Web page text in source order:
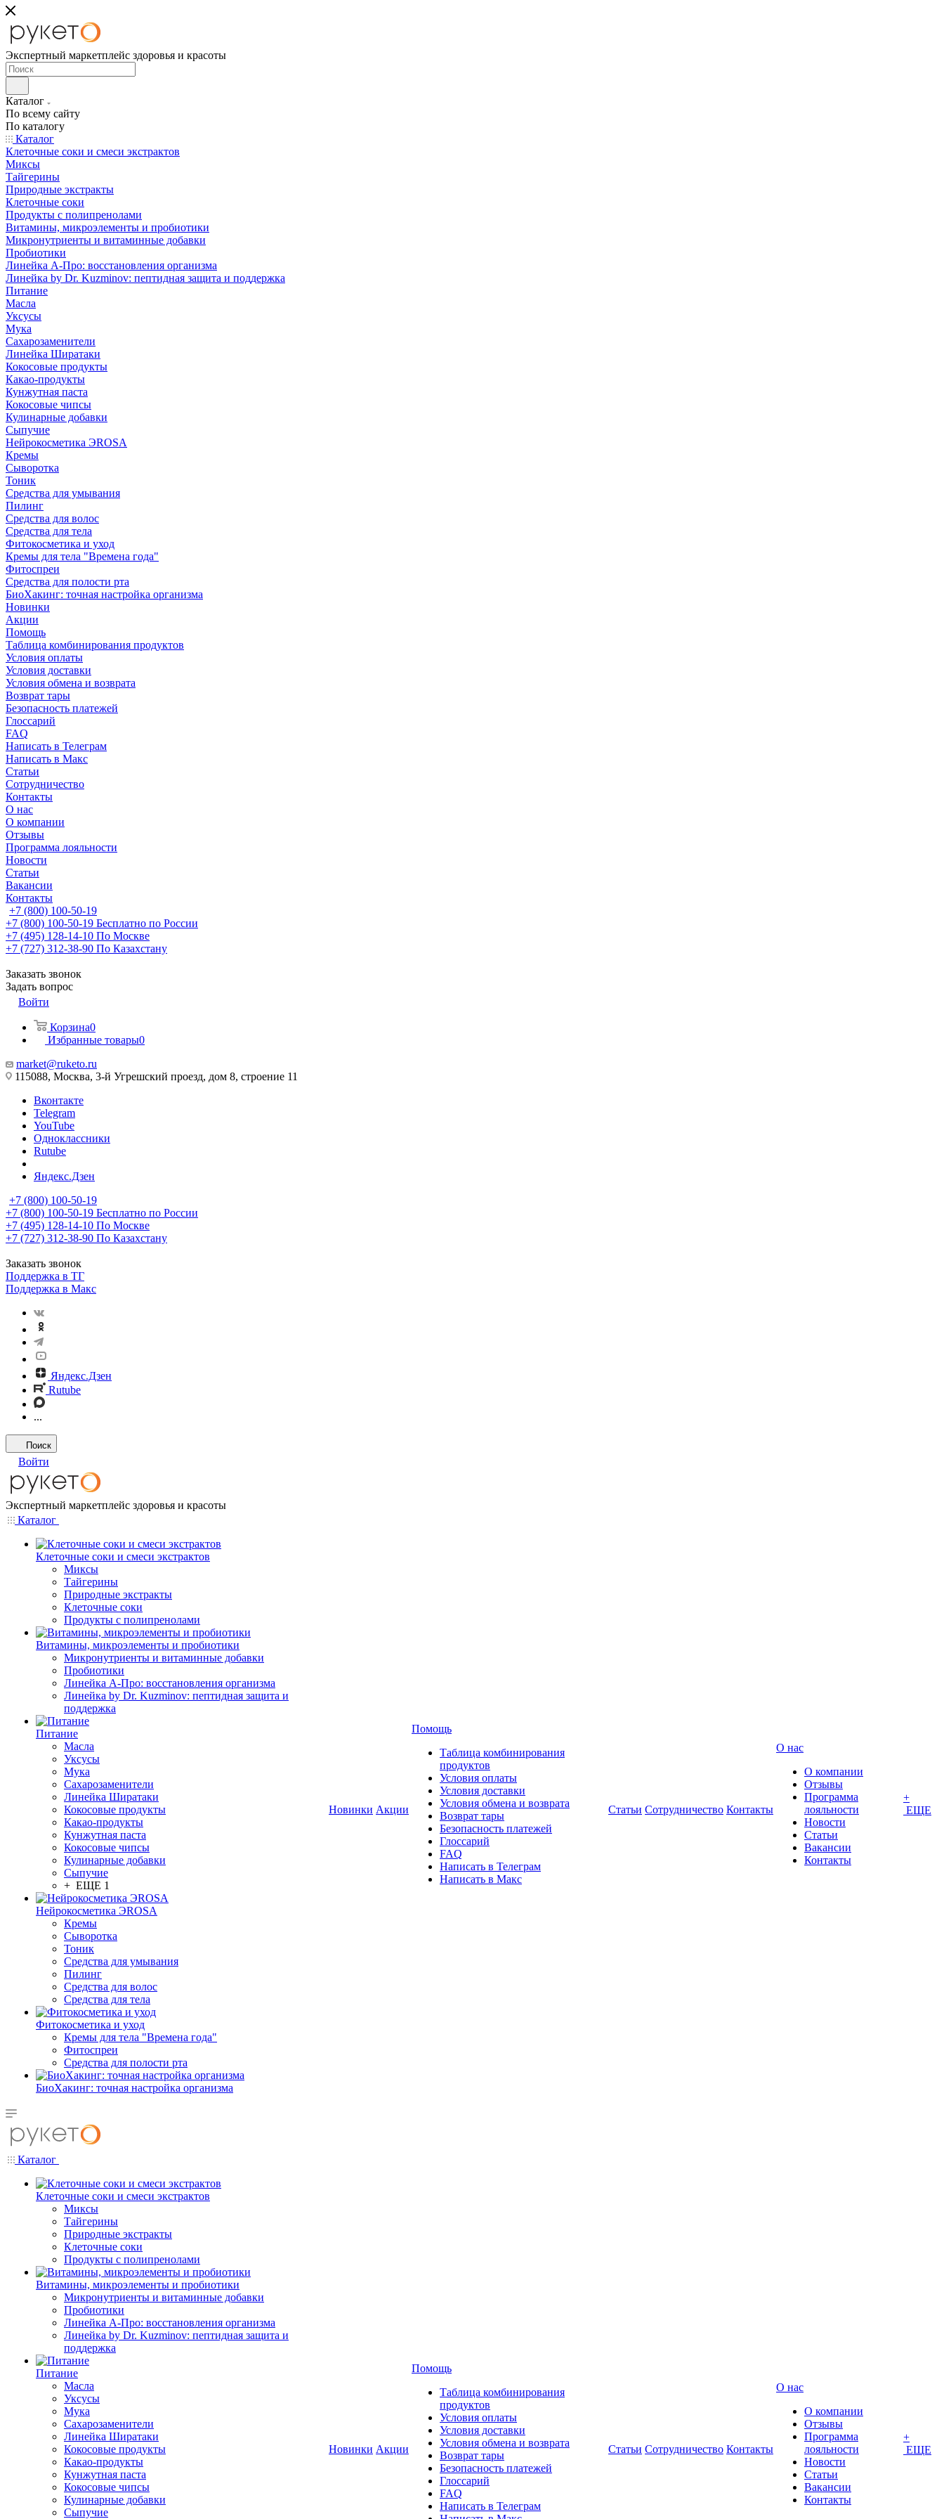
Экспертный маркетплейс здоровья и красоты
Каталог
По всему сайту
По каталогу
Каталог
Клеточные соки и смеси экстрактов
Миксы
Тайгерины
Природные экстракты
Клеточные соки
Продукты с полипренолами
Витамины, микроэлементы и пробиотики
Микронутриенты и витаминные добавки
Пробиотики
Линейка А-Про: восстановления организма
Линейка by Dr. Kuzminov: пептидная защита и поддержка
Питание
Масла
Уксусы
Мука
Сахарозаменители
Линейка Ширатаки
Кокосовые продукты
Какао-продукты
Кунжутная паста
Кокосовые чипсы
Кулинарные добавки
Сыпучие
Нейрокосметика ЭROSA
Кремы
Сыворотка
Тоник
Средства для умывания
Пилинг
Средства для волос
Средства для тела
Фитокосметика и уход
Кремы для тела "Времена года"
Фитоспреи
Средства для полости рта
БиоХакинг: точная настройка организма
Новинки
Акции
Помощь
Таблица комбинирования продуктов
Условия оплаты
Условия доставки
Условия обмена и возврата
Возврат тары
Безопасность платежей
Глоссарий
FAQ
Написать в Телеграм
Написать в Макс
Статьи
Сотрудничество
Контакты
О нас
О компании
Отзывы
Программа лояльности
Новости
Статьи
Вакансии
Контакты
+7 (800) 100-50-19
+7 (800) 100-50-19 Бесплатно по России
+7 (495) 128-14-10 По Москве
+7 (727) 312-38-90 По Казахстану
Заказать звонок
Задать вопрос
Войти
Корзина0
Избранные товары0
market@ruketo.ru
115088, Москва, 3-й Угрешский проезд, дом 8, строение 11
Вконтакте
Telegram
YouTube
Одноклассники
Rutube
Яндекс.Дзен
+7 (800) 100-50-19
+7 (800) 100-50-19 Бесплатно по России
+7 (495) 128-14-10 По Москве
+7 (727) 312-38-90 По Казахстану
Заказать звонок
Поддержка в ТГ
Поддержка в Макс
Яндекс.Дзен
Rutube
...
Поиск
Войти
Экспертный маркетплейс здоровья и красоты
Каталог
Клеточные соки и смеси экстрактов
Миксы
Тайгерины
Природные экстракты
Клеточные соки
Продукты с полипренолами
Витамины, микроэлементы и пробиотики
Микронутриенты и витаминные добавки
Пробиотики
Линейка А-Про: восстановления организма
Линейка by Dr. Kuzminov: пептидная защита и
поддержка
Питание
Масла
Уксусы
Мука
Сахарозаменители
Линейка Ширатаки
Кокосовые продукты
Какао-продукты
Кунжутная паста
Кокосовые чипсы
Кулинарные добавки
Сыпучие
+ ЕЩЕ 1
Нейрокосметика ЭROSA
Кремы
Сыворотка
Тоник
Средства для умывания
Пилинг
Средства для волос
Средства для тела
Фитокосметика и уход
Кремы для тела "Времена года"
Фитоспреи
Средства для полости рта
БиоХакинг: точная настройка организма
Новинки Акции
Помощь
Таблица комбинирования
продуктов
Условия оплаты
Условия доставки
Условия обмена и возврата
Возврат тары
Безопасность платежей
Глоссарий
FAQ
Написать в Телеграм
Написать в Макс
Статьи Сотрудничество Контакты
О нас
О компании
Отзывы
Программа
лояльности
Новости
Статьи
Вакансии
Контакты
+
ЕЩЕ
Каталог
Клеточные соки и смеси экстрактов
Миксы
Тайгерины
Природные экстракты
Клеточные соки
Продукты с полипренолами
Витамины, микроэлементы и пробиотики
Микронутриенты и витаминные добавки
Пробиотики
Линейка А-Про: восстановления организма
Линейка by Dr. Kuzminov: пептидная защита и
поддержка
Питание
Масла
Уксусы
Мука
Сахарозаменители
Линейка Ширатаки
Кокосовые продукты
Какао-продукты
Кунжутная паста
Кокосовые чипсы
Кулинарные добавки
Сыпучие
Новинки Акции
Помощь
Таблица комбинирования
продуктов
Условия оплаты
Условия доставки
Условия обмена и возврата
Возврат тары
Безопасность платежей
Глоссарий
FAQ
Написать в Телеграм
Статьи Сотрудничество Контакты
О нас
О компании
Отзывы
Программа
лояльности
Новости
Статьи
Вакансии
Контакты
+
ЕЩЕ